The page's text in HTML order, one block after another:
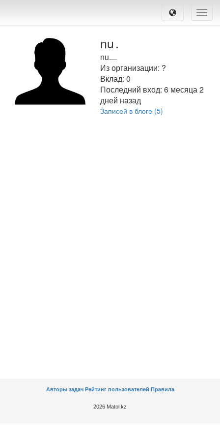
Toggle
nu.
nu....
Из организации: ?
Вклад:0
Последний вход:6 месяца 2
дней назад
Записей в блоге (5)
Авторы задач Рейтинг пользователей Правила
2026 Matol.kz